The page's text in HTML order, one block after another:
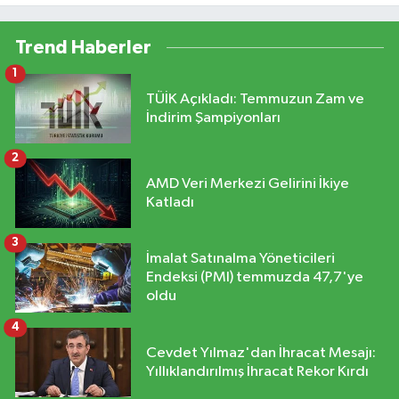
Trend Haberler
TÜİK Açıkladı: Temmuzun Zam ve
İndirim Şampiyonları
1
AMD Veri Merkezi Gelirini İkiye
Katladı
2
İmalat Satınalma Yöneticileri
Endeksi (PMI) temmuzda 47,7'ye
oldu
3
Cevdet Yılmaz'dan İhracat Mesajı:
Yıllıklandırılmış İhracat Rekor Kırdı
4